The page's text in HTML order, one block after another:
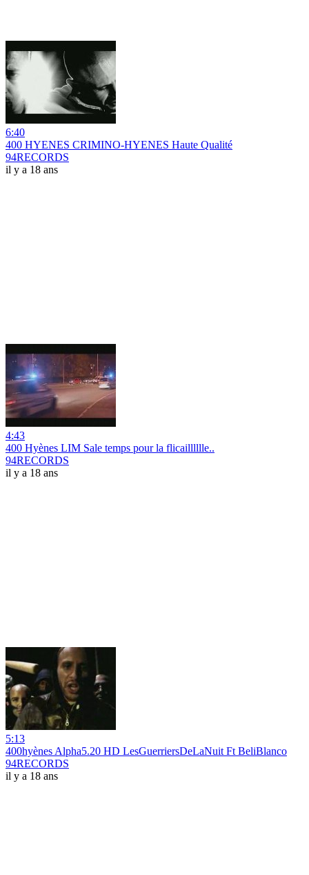
6:40
400 HYENES CRIMINO-HYENES Haute Qualité
94RECORDS
il y a 18 ans
4:43
400 Hyènes LIM Sale temps pour la flicailllllle..
94RECORDS
il y a 18 ans
5:13
400hyènes Alpha5.20 HD LesGuerriersDeLaNuit Ft BeliBlanco
94RECORDS
il y a 18 ans